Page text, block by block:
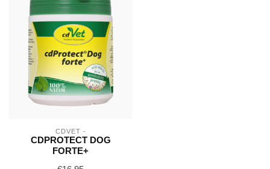
CDVET -
CDPROTECT DOG
FORTE+